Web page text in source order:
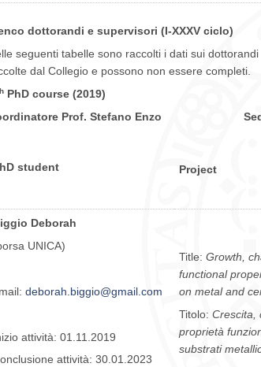
dottorandi e supervisori (I-XXXV ciclo)
seguenti tabelle sono raccolti i dati sui
dal Collegio e possono non essere completi.
PhD course (2019)
Prof. Stefano Enzo Sede
student Project
Deborah
UNICA)
deborah.biggio@gmail.com
attività: 01.11.2019
attività: 30.01.2023
Title: Growth,
functional
on metal and
Titolo: Crescita,
proprietà
substrati